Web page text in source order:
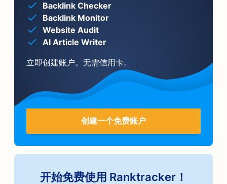
Backlink Checker
Backlink Monitor
Website Audit
AI Article Writer
立即创建账户。无需信用卡。
创建一个免费账户
开始免费使用 Ranktracker！